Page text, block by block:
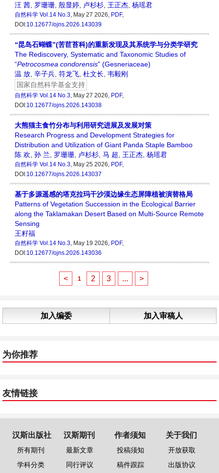
汪 茜 罗珊珊 殷显婷 卢杉杉 王正杰 杨瑶君
自然科学 Vol.14 No.3, May 27 2026, PDF,
DOI:10.12677/ojns.2026.143039
“昆岛石蝴蝶”(苦苣苔科)的重新发现及其系统学与分类学研究
The Rediscovery, Systematic and Taxonomic Studies of
“Petrocosmea condorensis” (Gesneriaceae)
温 放 辛子兵 符龙飞 杜文长 韦毅刚
国家自然科学基金支持
自然科学 Vol.14 No.3, May 27 2026, PDF,
DOI:10.12677/ojns.2026.143038
大熊猫主食竹分布与利用研究进展及发展对策
Research Progress and Development Strategies for
Distribution and Utilization of Giant Panda Staple Bamboo
陈 欢 孙 兰 罗珊珊 卢杉杉 马 超 王正杰 杨瑶君
自然科学 Vol.14 No.3, May 25 2026, PDF,
DOI:10.12677/ojns.2026.143037
基于多源遥感的塔克拉玛干沙漠边缘生态屏障植被演替格局
Patterns of Vegetation Succession in the Ecological Barrier
along the Taklamakan Desert Based on Multi-Source Remote
Sensing
王籽福
自然科学 Vol.14 No.3, May 19 2026, PDF,
DOI:10.12677/ojns.2026.143036
< 1 2 3 ... >
加入编委 加入审稿人
为你推荐
友情链接
汉斯出版社
所有期刊
学科分类
汉斯期刊
最新文章
同行评议
作者须知
投稿须知
稿件跟踪
关于我们
开放获取
出版协议